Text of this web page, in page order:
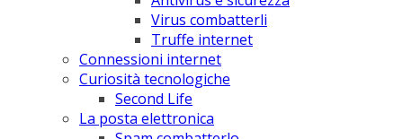
Virus combatterli
Truffe internet
Connessioni internet
Curiosità tecnologiche
​Second Life
La posta elettronica